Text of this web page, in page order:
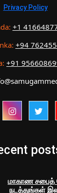
Privacy Policy
+1
+94
+91
மாகாண சபைத்
நடத்துங்கள்